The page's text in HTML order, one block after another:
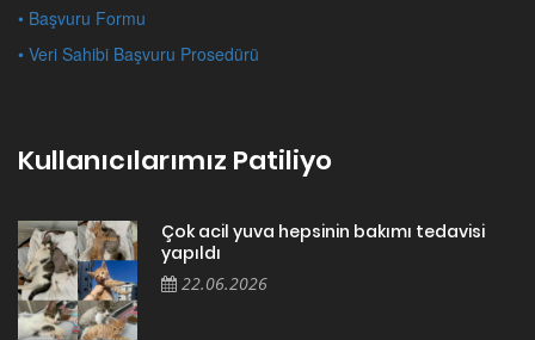
• Başvuru Formu
• Veri Sahibi Başvuru Prosedürü
Kullanıcılarımız Patiliyo
Çok acil yuva hepsinin bakımı tedavisi
yapıldı
22.06.2026